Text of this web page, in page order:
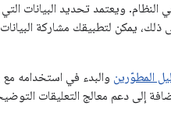
ويعتمد تحديد البيانات
ذلك، يمكن لتطبيقك مشاركة
المطوّرين والبدء في استخدامه مع
إلى دعم معالج التعليقات